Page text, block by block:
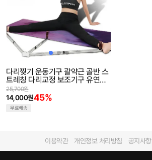
다리찢기 운동기구 괄약근 골반 스
트레칭 다리교정 보조기구 유연성
레그 요가 필라테스 헬스
14,000원45%
25,700원
무료배송
이용약관 개인정보 처리방침 공지사항